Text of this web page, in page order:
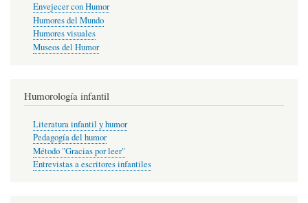
Envejecer con Humor
Humores del Mundo
Humores visuales
Museos del Humor
Humorología infantil
Literatura infantil y humor
Pedagogía del humor
Método "Gracias por leer"
Entrevistas a escritores infantiles